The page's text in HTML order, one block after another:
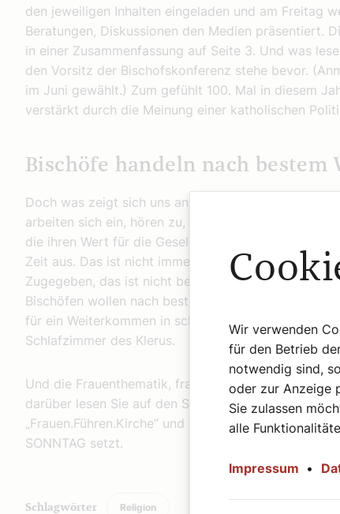
den jeweiligen Inhalten eingeladen und am Freitag
Beratungen, Diskussionen den Medien präsentiert.
in einer Zusammenfassung auf Seite 3. Und was
den Vorsitz der Bischofskonferenz stehe bevor.
im Juni gewählt.) Zum gefühlt 100. Mal in diesem
verstärkt durch die Meinung einer katholischen
Bischöfe handeln nach bestem
Doch was zeigt sich uns an Kirchenthemen
arbeiten sich ein, hören zu, bilden sich ihre Meinung
die ihren Wert für die Gesellschaft haben. Sie
Zeit aus. Das ist nicht immer im Mainstream. aber
Zugegeben, das ist nicht besonders aufregend im
Bischöfen wollen nach bestem Wissen und
für ein Weiterkommen in schwierigen Fragen.
Schlafzimmer des Klerus.
Und die Frauenthematik, fragen Sie sich vielleicht
darüber lesen Sie auf den Seiten 19 und 20 mit
„Frauen.Führen.Kirche“ und im Kommentar des
SONNTAG setzt.
Schlagwörter Religion
Wir verwenden
für den Betrieb
notwendig sind,
oder zur Anzeige
Sie zulassen
alle
Impressum •